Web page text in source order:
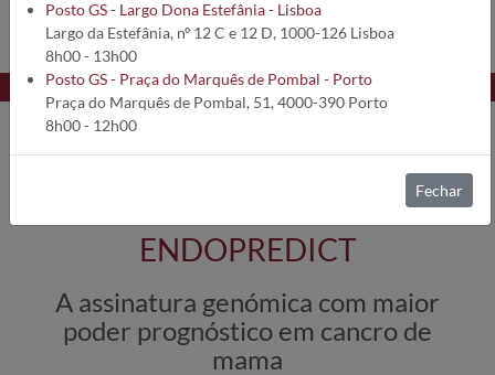
SAIBA MAIS
ENDOPREDICT
A assinatura genómica com maior
poder prognóstico em cancro de
mama
Posto GS - Largo Dona Estefânia - Lisboa
Largo da Estefânia, nº 12 C e 12 D, 1000-126 Lisboa
8h00 - 13h00
Posto GS - Praça do Marquês de Pombal - Porto
Praça do Marquês de Pombal, 51, 4000-390 Porto
8h00 - 12h00
Fechar